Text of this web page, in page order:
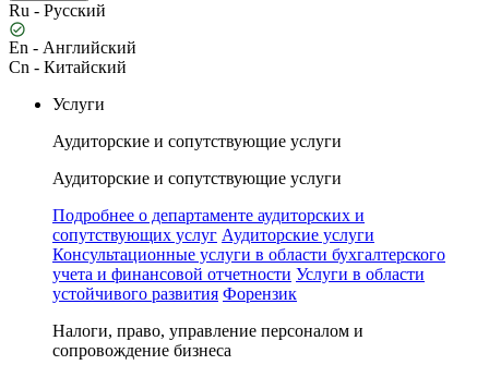
Ru - Русский
En - Английский
Cn - Китайский
Услуги
Аудиторские и сопутствующие услуги
Аудиторские и сопутствующие услуги
Подробнее о департаменте аудиторских и
сопутствующих услуг Аудиторские услуги
Консультационные услуги в области бухгалтерского
учета и финансовой отчетности Услуги в области
устойчивого развития Форензик
Налоги, право, управление персоналом и
сопровождение бизнеса